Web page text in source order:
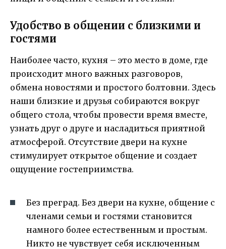
Удобство в общении с близкими и
гостями
Наиболее часто, кухня – это место в доме, где
происходит много важных разговоров,
обмена новостями и простого болтовни. Здесь
наши близкие и друзья собираются вокруг
общего стола, чтобы провести время вместе,
узнать друг о друге и насладиться приятной
атмосферой. Отсутствие двери на кухне
стимулирует открытое общение и создает
ощущение гостеприимства.
Без преград. Без двери на кухне, общение с
членами семьи и гостями становится
намного более естественным и простым.
Никто не чувствует себя исключенным